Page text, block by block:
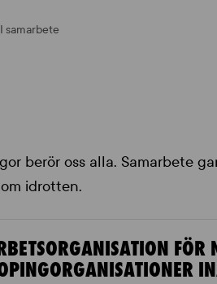
I samarbete
berör oss alla. Samarbete
idrotten.
FÖR